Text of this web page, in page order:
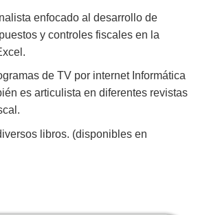
enfocado al desarrollo de
y controles fiscales en la
de TV por internet Informática
es articulista en diferentes revistas
libros. (disponibles en